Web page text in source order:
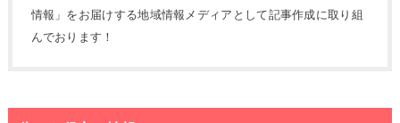
情報」をお届けする地域情報メディアとして記事作成に取り組
んでおります！